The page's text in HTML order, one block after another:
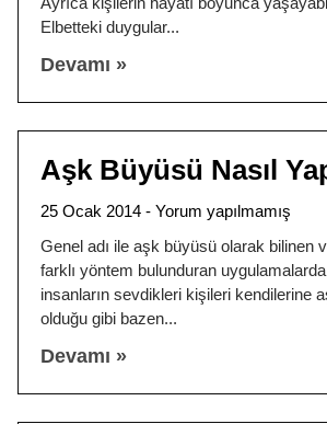
Elbetteki duygular
Devamı »
Aşk Büyüsü Nasıl
25 Ocak 2014
Yorum yapılmamış
Genel adı ile aşk büyüsü olarak bilinen
farklı yöntem bulunduran
insanların sevdikleri kişileri kendilerine
olduğu gibi bazen
Devamı »